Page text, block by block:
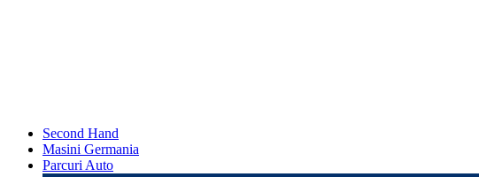
Second Hand
Masini Germania
Parcuri Auto